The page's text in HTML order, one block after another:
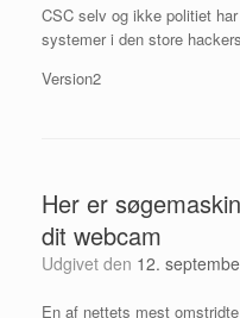
CSC selv og ikke politiet
systemer i den store
Version2
Her er
dit webcam
Udgivet den 12.
En af nettets mest